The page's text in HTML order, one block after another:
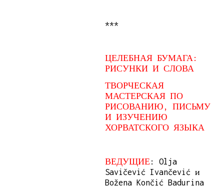
***
ЦЕЛЕБНАЯ БУМАГА:
РИСУНКИ И СЛОВА
ТВОРЧЕСКАЯ
МАСТЕРСКАЯ ПО
РИСОВАНИЮ, ПИСЬМУ
И ИЗУЧЕНИЮ
ХОРВАТСКОГО ЯЗЫКА
ВЕДУЩИЕ : Olja
Savičević Ivančević и
Božena Končić Badurina